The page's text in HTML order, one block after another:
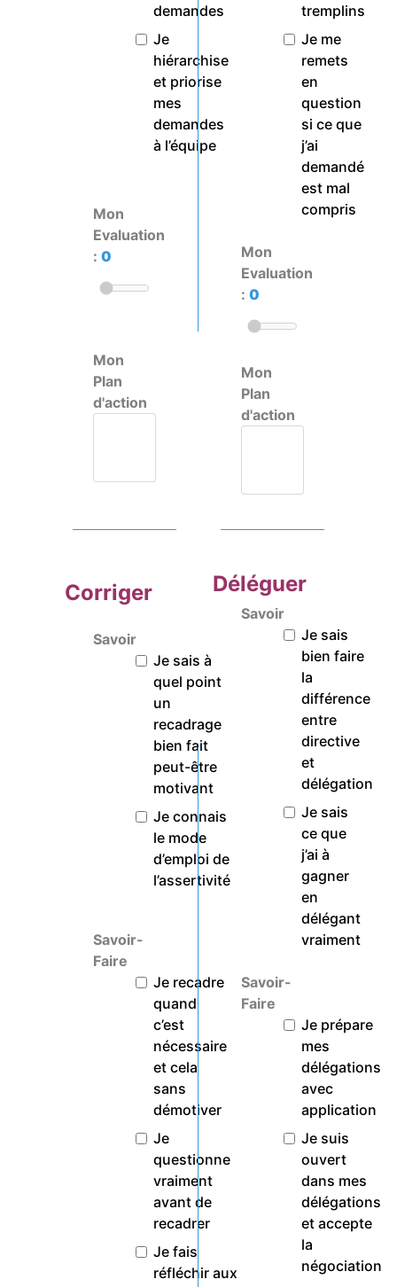
demandes
Je
hiérarchise
et priorise
mes
demandes
à l’équipe
Mon
Evaluation
: 0
Mon
Plan
d'action
tremplins
Je me
remets
en
question
si ce que
j’ai
demandé
est mal
compris
Mon
Evaluation
: 0
Mon
Plan
d'action
Corriger
Savoir
Je sais à
quel point
un
recadrage
bien fait
peut-être
motivant
Je connais
le mode
d’emploi de
l’assertivité
Savoir-
Faire
Je recadre
quand
c’est
nécessaire
et cela
sans
démotiver
Je
questionne
vraiment
avant de
recadrer
Je fais
réfléchir aux
Déléguer
Savoir
Je sais
bien faire
la
différence
entre
directive
et
délégation
Je sais
ce que
j’ai à
gagner
en
délégant
vraiment
Savoir-
Faire
Je prépare
mes
délégations
avec
application
Je suis
ouvert
dans mes
délégations
et accepte
la
négociation